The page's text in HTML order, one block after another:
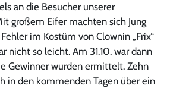
an die Besucher unserer
großem Eifer machten sich Jung
im Kostüm von Clownin „Frix“
nicht so leicht. Am 31.10. war dann
Gewinner wurden ermittelt. Zehn
in den kommenden Tagen über ein